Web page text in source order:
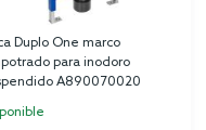
Duplo One marco
para inodoro
A890070020